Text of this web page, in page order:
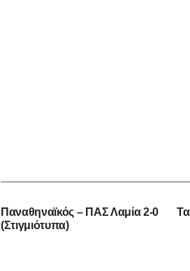
Παναθηναϊκός – ΠΑΣ Λαμία 2-0
(Στιγμιότυπα)